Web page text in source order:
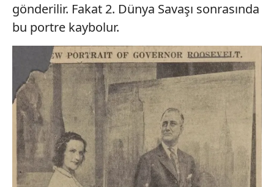
gönderilir. Fakat 2. Dünya Savaşı sonrasında
bu portre kaybolur.